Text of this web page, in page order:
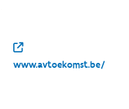
www.avtoekomst.be/